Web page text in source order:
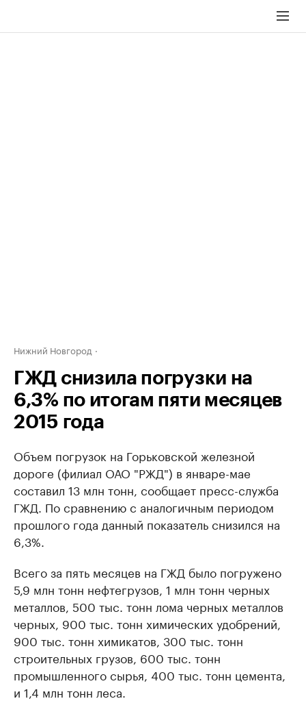
Нижний Новгород
ГЖД снизила погрузки на
6,3% по итогам пяти месяцев
2015 года
Объем погрузок на Горьковской железной
дороге (филиал ОАО "РЖД") в январе-мае
составил 13 млн тонн, сообщает пресс-служба
ГЖД. По сравнению с аналогичным периодом
прошлого года данный показатель снизился на
6,3%.
Всего за пять месяцев на ГЖД было погружено
5,9 млн тонн нефтегрузов, 1 млн тонн черных
металлов, 500 тыс. тонн лома черных металлов
черных, 900 тыс. тонн химических удобрений,
900 тыс. тонн химикатов, 300 тыс. тонн
строительных грузов, 600 тыс. тонн
промышленного сырья, 400 тыс. тонн цемента,
и 1,4 млн тонн леса.